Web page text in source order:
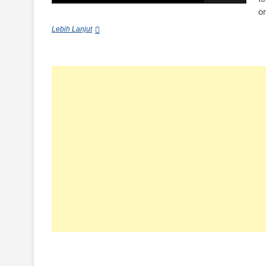
Lebih LanjutTertarik